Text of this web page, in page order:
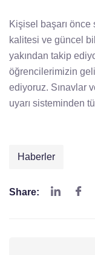
Kişisel başarı önce
kalitesi ve güncel
yakından takip
öğrencilerimizin
ediyoruz. Sınavlar
uyarı sisteminden
Haberler
Share: